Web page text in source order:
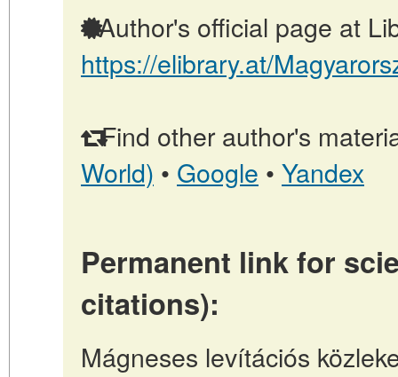
Author's official page at
https://elibrary.at/
Find other author's
World) • Google • Yandex
Permanent link for
citations):
Mágneses levítációs